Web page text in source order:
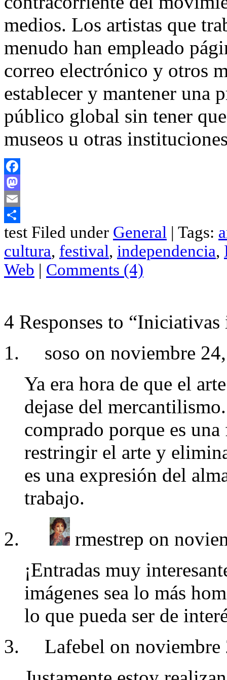
medios. Los artistas que
menudo han empleado
correo electrónico y otros
establecer y mantener una
público global sin tener
museos u otras
Facebook
Mastodon
Email
Compartir
test Filed under General | Tags:
cultura, festival, independencia,
Web | Comments (4)
4 Responses to “Iniciativas
soso on noviembre
Ya era hora de que el
dejase del
comprado porque es
restringir el arte y
es una expresión del
trabajo.
rmestrep on
¡Entradas muy
imágenes sea lo más
lo que pueda ser de
Lafebel on